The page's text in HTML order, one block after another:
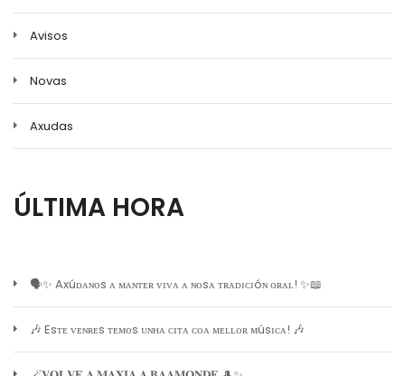
Avisos
Novas
Axudas
ÚLTIMA HORA
🗣️✨ Axúᴅᴀɴᴏs ᴀ ᴍᴀɴᴛᴇʀ ᴠɪᴠᴀ ᴀ ɴᴏsᴀ ᴛʀᴀᴅɪᴄɪóɴ ᴏʀᴀʟ! ✨📖
🎶 Esᴛᴇ ᴠᴇɴʀᴇs ᴛᴇᴍᴏs ᴜɴʜᴀ ᴄɪᴛᴀ ᴄᴏᴀ ᴍᴇʟʟᴏʀ ᴍúsɪᴄᴀ! 🎶